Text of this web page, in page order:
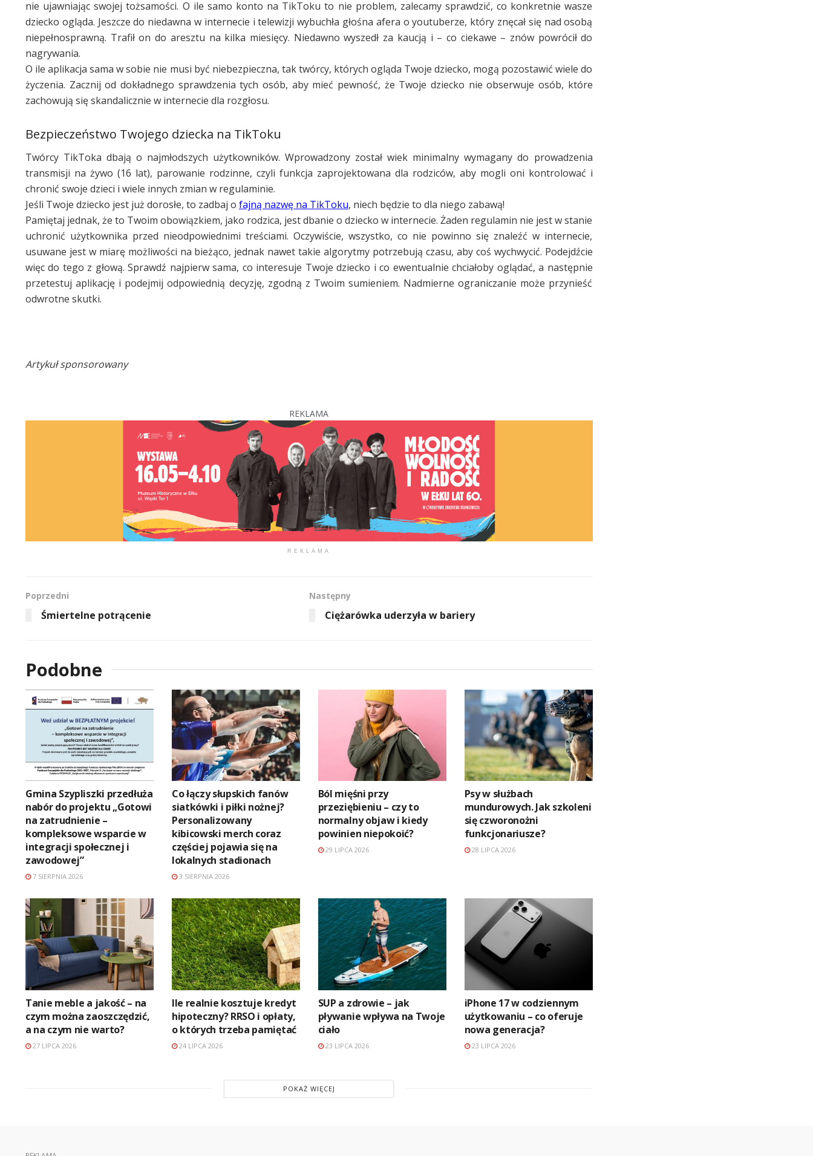
nie ujawniając swojej tożsamości. O ile samo konto na TikToku to nie problem, zalecamy sprawdzić, co konkretnie wasze
dziecko ogląda. Jeszcze do niedawna w internecie i telewizji wybuchła głośna afera o youtuberze, który znęcał się nad osobą
niepełnosprawną. Trafił on do aresztu na kilka miesięcy. Niedawno wyszedł za kaucją i – co ciekawe – znów powrócił do
nagrywania.
O ile aplikacja sama w sobie nie musi być niebezpieczna, tak twórcy, których ogląda Twoje dziecko, mogą pozostawić wiele do
życzenia. Zacznij od dokładnego sprawdzenia tych osób, aby mieć pewność, że Twoje dziecko nie obserwuje osób, które
zachowują się skandalicznie w internecie dla rozgłosu.
Bezpieczeństwo Twojego dziecka na TikToku
Twórcy TikToka dbają o najmłodszych użytkowników. Wprowadzony został wiek minimalny wymagany do prowadzenia
transmisji na żywo (16 lat), parowanie rodzinne, czyli funkcja zaprojektowana dla rodziców, aby mogli oni kontrolować i
chronić swoje dzieci i wiele innych zmian w regulaminie.
Jeśli Twoje dziecko jest już dorosłe, to zadbaj o fajną nazwę na TikToku, niech będzie to dla niego zabawą!
Pamiętaj jednak, że to Twoim obowiązkiem, jako rodzica, jest dbanie o dziecko w internecie. Żaden regulamin nie jest w stanie
uchronić użytkownika przed nieodpowiednimi treściami. Oczywiście, wszystko, co nie powinno się znaleźć w internecie,
usuwane jest w miarę możliwości na bieżąco, jednak nawet takie algorytmy potrzebują czasu, aby coś wychwycić. Podejdźcie
więc do tego z głową. Sprawdź najpierw sama, co interesuje Twoje dziecko i co ewentualnie chciałoby oglądać, a następnie
przetestuj aplikację i podejmij odpowiednią decyzję, zgodną z Twoim sumieniem. Nadmierne ograniczanie może przynieść
odwrotne skutki.
Artykuł sponsorowany
REKLAMA
REKLAMA
Poprzedni
Śmiertelne potrącenie
Następny
Ciężarówka uderzyła w bariery
Podobne
Gmina Szypliszki przedłuża
nabór do projektu „Gotowi
na zatrudnienie –
kompleksowe wsparcie w
integracji społecznej i
zawodowej”
7 SIERPNIA 2026
Co łączy słupskich fanów
siatkówki i piłki nożnej?
Personalizowany
kibicowski merch coraz
częściej pojawia się na
lokalnych stadionach
3 SIERPNIA 2026
Ból mięśni przy
przeziębieniu – czy to
normalny objaw i kiedy
powinien niepokoić?
29 LIPCA 2026
Psy w służbach
mundurowych. Jak szkoleni
się czworonożni
funkcjonariusze?
28 LIPCA 2026
Tanie meble a jakość – na
czym można zaoszczędzić,
a na czym nie warto?
27 LIPCA 2026
Ile realnie kosztuje kredyt
hipoteczny? RRSO i opłaty,
o których trzeba pamiętać
24 LIPCA 2026
SUP a zdrowie – jak
pływanie wpływa na Twoje
ciało
23 LIPCA 2026
iPhone 17 w codziennym
użytkowaniu – co oferuje
nowa generacja?
23 LIPCA 2026
POKAŻ WIĘCEJ